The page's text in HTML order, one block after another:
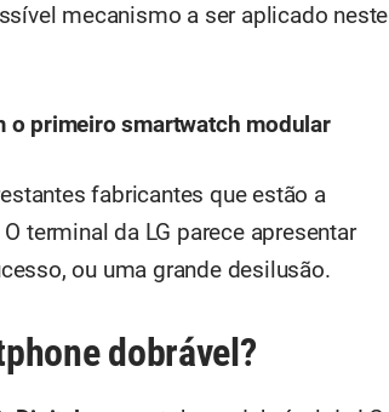
mecanismo a ser aplicado neste
o primeiro smartwatch modular
fabricantes que estão a
terminal da LG parece apresentar
ou uma grande desilusão.
dobrável?